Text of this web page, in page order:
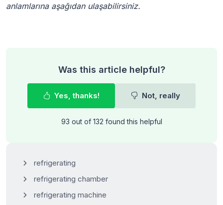
anlamlarına aşağıdan ulaşabilirsiniz.
Was this article helpful?
Yes, thanks! Not, really
93 out of 132 found this helpful
refrigerating
refrigerating chamber
refrigerating machine